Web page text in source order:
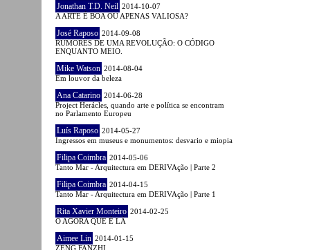
Jonathan T.D. Neil 2014-10-07
A ARTE É BOA OU APENAS VALIOSA?
José Raposo 2014-09-08
RUMORES DE UMA REVOLUÇÃO: O CÓDIGO
ENQUANTO MEIO.
Mike Watson 2014-08-04
Em louvor da beleza
Ana Catarino 2014-06-28
Project Herácles, quando arte e política se encontram
no Parlamento Europeu
Luís Raposo 2014-05-27
Ingressos em museus e monumentos: desvario e miopia
Filipa Coimbra 2014-05-06
Tanto Mar - Arquitectura em DERIVAção | Parte 2
Filipa Coimbra 2014-04-15
Tanto Mar - Arquitectura em DERIVAção | Parte 1
Rita Xavier Monteiro 2014-02-25
O AGORA QUE É LÁ
Aimee Lin 2014-01-15
ZENG FANZHI